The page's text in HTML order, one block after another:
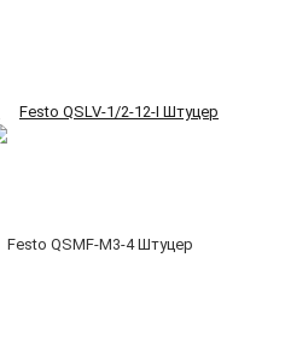
Festo QSLV-1/2-12-I Штуцер